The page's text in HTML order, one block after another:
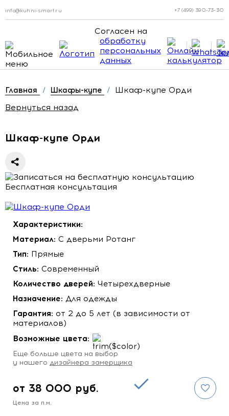
info@kuhni-smart.ru +7 (499) 390-73-30
Согласен на
обработку
персональных
данных
Главная / Шкафы-купе /
Шкаф-купе Орди
Вернуться назад
Шкаф-купе Орди
Бесплатная консультация
Характеристики:
Материал: C дверьми Ротанг
Тип: Прямые
Стиль: Современный
Количество дверей: Четырехдверные
Назначение: Для одежды
Гарантия: от 2 до 5 лет (в зависимости от
материалов)
Возможные цвета:
Eще больше цвета на выбор
у нашего дизайнера замерщика
от 38 000 руб.
Цена за п.м.